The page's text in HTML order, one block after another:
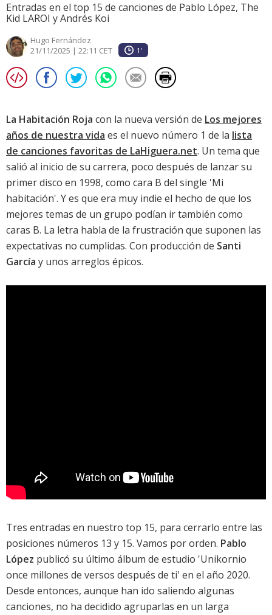
Entradas en el top 15 de canciones de Pablo López, The
Kid LAROI y Andrés Koi
Hugo Fernández
21/11/2025 | 22:11 CET
1'
La Habitación Roja con la nueva versión de Los mejores
años de nuestra vida es el nuevo número 1 de la lista
de canciones favoritas de LaHiguera.net. Un tema que
salió al inicio de su carrera, poco después de lanzar su
primer disco en 1998, como cara B del single 'Mi
habitación'. Y es que era muy indie el hecho de que los
mejores temas de un grupo podían ir también como
caras B. La letra habla de la frustración que suponen las
expectativas no cumplidas. Con producción de Santi
García y unos arreglos épicos.
Tres entradas en nuestro top 15, para cerrarlo entre las
posiciones números 13 y 15. Vamos por orden. Pablo
López publicó su último álbum de estudio 'Unikornio
once millones de versos después de ti' en el año 2020.
Desde entonces, aunque han ido saliendo algunas
canciones, no ha decidido agruparlas en un larga